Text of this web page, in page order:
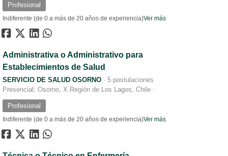
Profesional
Indiferente (de 0 a más de 20 años de experiencia)Ver más
Administrativa o Administrativo para
Establecimientos de Salud
SERVICIO DE SALUD OSORNO ·
Presencial; Osorno, X Región de Los Lagos, Chile ·
5 postulaciones
Profesional
Indiferente (de 0 a más de 20 años de experiencia)Ver más